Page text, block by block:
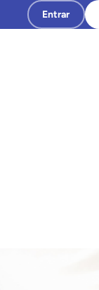
Entrar